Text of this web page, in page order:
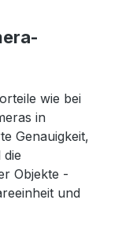
wie bei
in
Genauigkeit,
Objekte -
und